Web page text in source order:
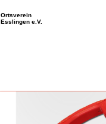
Ortsverein
Esslingen e.V.